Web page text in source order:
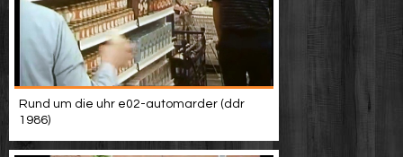
Rund um die uhr e02-automarder (ddr
1986)